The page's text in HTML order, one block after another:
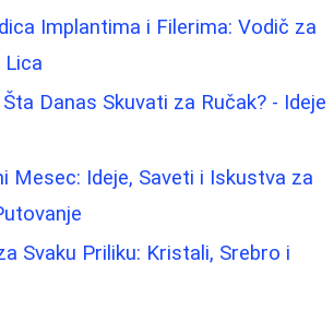
Implantima i Filerima: Vodič za
Lica
Danas Skuvati za Ručak? - Ideje
Mesec: Ideje, Saveti i Iskustva za
Svaku Priliku: Kristali, Srebro i